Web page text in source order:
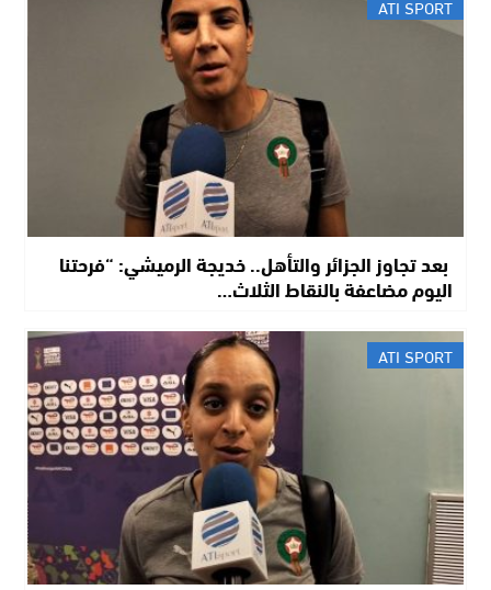
ATI SPORT
​ بعد تجاوز الجزائر والتأهل.. خديجة الرميشي: “فرحتنا
اليوم مضاعفة بالنقاط الثلاث…
ATI SPORT